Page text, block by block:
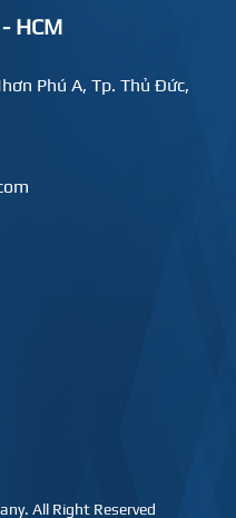
HCM
Phú A, Tp. Thủ Đức,
All Right Reserved